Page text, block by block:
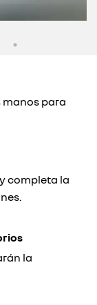
manos para
completa la
la